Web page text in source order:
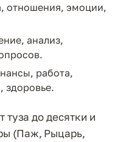
отношения, эмоции,
анализ,
работа,
здоровье.
туза до десятки и
(Паж, Рыцарь,